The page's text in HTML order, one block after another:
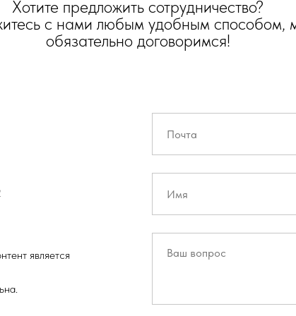
Хотите предложить сотрудничество?
с нами любым удобным способом,
обязательно договоримся!
является